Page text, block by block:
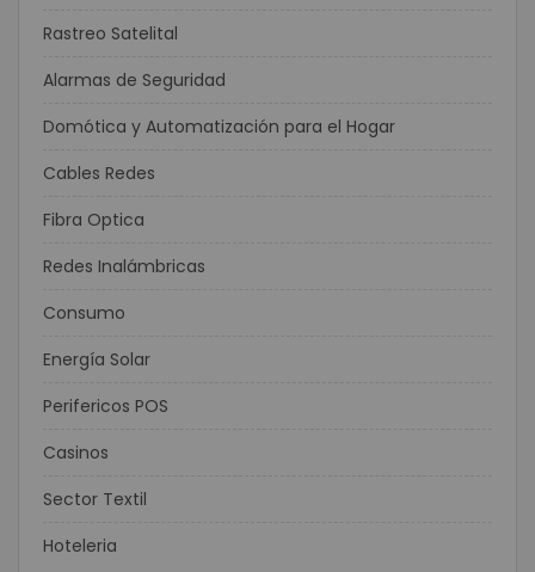
Rastreo Satelital
Alarmas de Seguridad
Domótica y Automatización para el Hogar
Cables Redes
Fibra Optica
Redes Inalámbricas
Consumo
Energía Solar
Perifericos POS
Casinos
Sector Textil
Hoteleria